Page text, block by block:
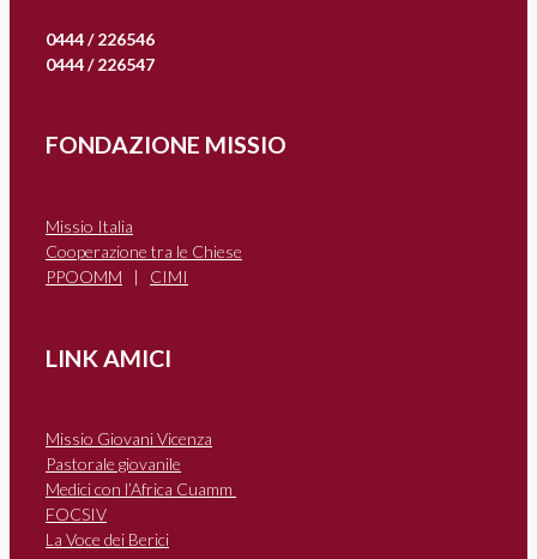
0444 / 226546
0444 / 226547
FONDAZIONE MISSIO
Missio Italia
Cooperazione tra le Chiese
PPOOMM | CIMI
LINK AMICI
Missio Giovani Vicenza
Pastorale giovanile
Medici con l’Africa Cuamm
FOCSIV
La Voce dei Berici